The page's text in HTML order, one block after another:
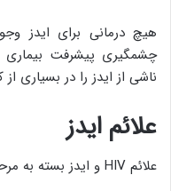
هیچ درمانی برای ایدز
چشمگیری پیشرفت بیماری
ناشی از ایدز را در بسیاری
علائم ایدز
علائم HIV و ایدز بسته به مرحله عفونت متفاوت است.